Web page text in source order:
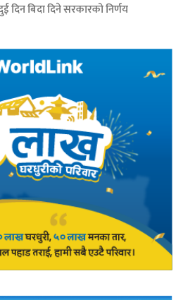
दिन बिदा दिने सरकारको निर्णय